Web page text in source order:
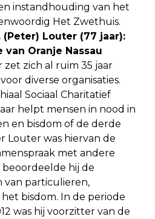
instandhouding van het
Het Zwethuis.
(Peter) Louter (77 jaar):
Oranje Nassau
zet zich al ruim 35 jaar
diverse organisaties.
Sociaal Charitatief
helpt mensen in nood in
en bisdom of de derde
Louter was hiervan de
met andere
hij de
van particulieren,
bisdom. In de periode
was hij voorzitter van de